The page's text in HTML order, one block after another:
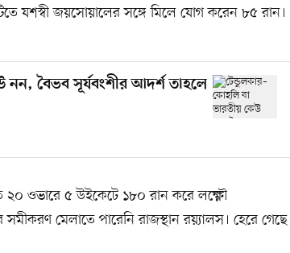
যশস্বী জয়সোয়ালের সঙ্গে মিলে যোগ করেন ৮৫ রান।
নন, বৈভব সূর্যবংশীর আদর্শ তাহলে
২০ ওভারে ৫ উইকেটে ১৮০ রান করে লক্ষ্ণৌ
মেলাতে পারেনি রাজস্থান রয়্যালস। হেরে গেছে